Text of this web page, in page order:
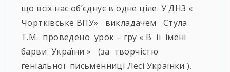
що всіх нас об’єднує в одне ціле. У ДНЗ «
Чортківське ВПУ» викладачем Стула
Т.М. проведено урок – гру « В іі імені
барви України » (за творчістю
геніальної письменниці Лесі Українки ).